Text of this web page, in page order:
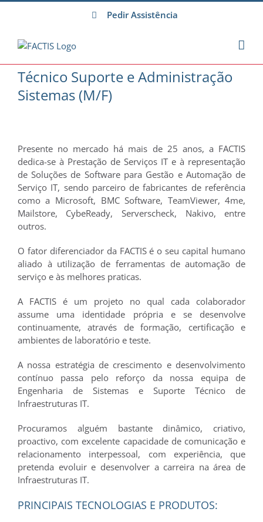
Pedir Assistência
Técnico Suporte e Administração
Sistemas (M/F)
Presente no mercado há mais de 25 anos, a FACTIS
dedica-se à Prestação de Serviços IT e à representação
de Soluções de Software para Gestão e Automação de
Serviço IT, sendo parceiro de fabricantes de referência
como a Microsoft, BMC Software, TeamViewer, 4me,
Mailstore, CybeReady, Serverscheck, Nakivo, entre
outros.
O fator diferenciador da FACTIS é o seu capital humano
aliado à utilização de ferramentas de automação de
serviço e às melhores praticas.
A FACTIS é um projeto no qual cada colaborador
assume uma identidade própria e se desenvolve
continuamente, através de formação, certificação e
ambientes de laboratório e teste.
A nossa estratégia de crescimento e desenvolvimento
contínuo passa pelo reforço da nossa equipa de
Engenharia de Sistemas e Suporte Técnico de
Infraestruturas IT.
Procuramos alguém bastante dinâmico, criativo,
proactivo, com excelente capacidade de comunicação e
relacionamento interpessoal, com experiência, que
pretenda evoluir e desenvolver a carreira na área de
Infraestruturas IT.
PRINCIPAIS TECNOLOGIAS E PRODUTOS: